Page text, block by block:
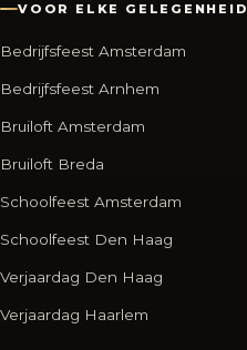
VOOR ELKE GELEGENHEID
Bedrijfsfeest Amsterdam
Bedrijfsfeest Arnhem
Bruiloft Amsterdam
Bruiloft Breda
Schoolfeest Amsterdam
Schoolfeest Den Haag
Verjaardag Den Haag
Verjaardag Haarlem